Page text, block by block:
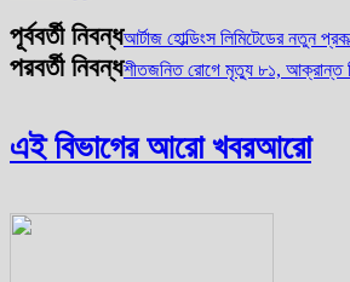
পূর্ববর্তী নিবন্ধআর্টাজ হোল্ডিংস লিমিটেডের নতুন
পরবর্তী নিবন্ধশীতজনিত রোগে মৃত্যু ৮১, আক্রান্ত
এই বিভাগের আরো খবরআরো